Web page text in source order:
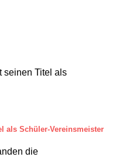
als Schüler-Vereinsmeister
die